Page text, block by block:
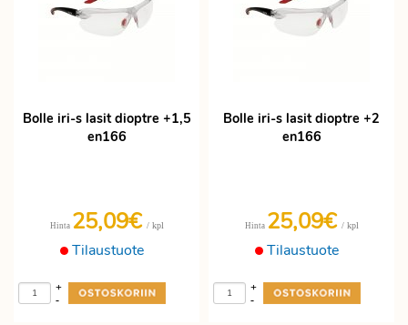
Bolle iri-s lasit dioptre +1,5
en166
Tilaustuote
Hinta 25,09€ / kpl
-
+
Bolle iri-s lasit dioptre +2
en166
Tilaustuote
Hinta 25,09€ / kpl
-
+